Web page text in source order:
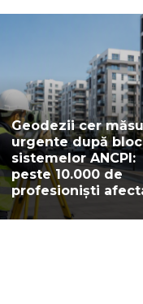
Geodezii cer
urgente după
sistemelor ANCPI:
peste 10.000 de
profesioniști